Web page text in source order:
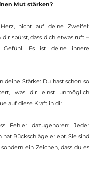
Mut stärken?
nicht auf deine Zweifel:
spürst, dass dich etwas ruft –
Gefühl. Es ist deine innere
deine Stärke: Du hast schon so
was dir einst unmöglich
auf diese Kraft in dir.
Fehler dazugehören: Jeder
hat Rückschläge erlebt. Sie sind
ein Zeichen, dass du es